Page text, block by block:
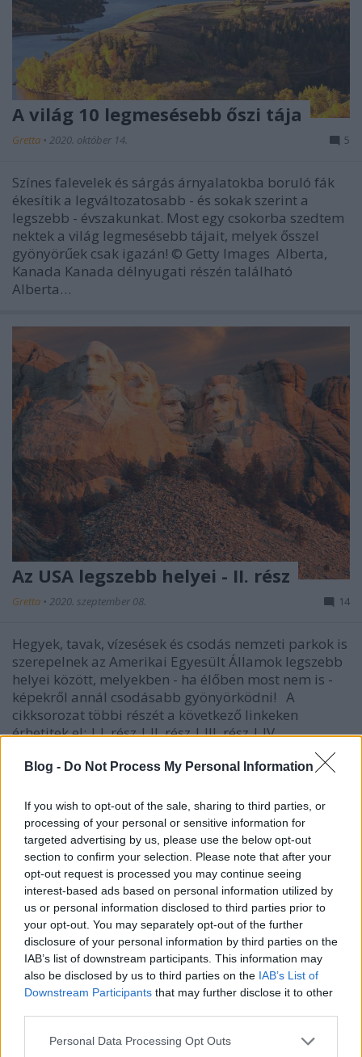
Blog - Do Not Process My Personal Information
If you wish to opt-out of the sale, sharing to third parties, or
processing of your personal or sensitive information for
targeted advertising by us, please use the below opt-out
section to confirm your selection. Please note that after your
opt-out request is processed you may continue seeing
interest-based ads based on personal information utilized by
us or personal information disclosed to third parties prior to
your opt-out. You may separately opt-out of the further
disclosure of your personal information by third parties on the
IAB’s list of downstream participants. This information may
also be disclosed by us to third parties on the IAB’s List of
Downstream Participants that may further disclose it to other
Please note that this website/app uses one or more Google
Personal Data Processing Opt Outs
A világ 10 legmesésebb őszi tája
Gretta • 2020. október 14. 5
Színes falevelek és sárgás árnyalatokba boruló fák
ékesítik a legváltozatosabb - és sokak szerint a
legszebb - évszakunkat. Most egy csokorba szedtem
nektek a világ legmesésebb tájait, melyek ősszel
gyönyörűek csak igazán! © Getty Images Alberta,
Kanada Kanada délnyugati részén található
Alberta…
Az USA legszebb helyei - II. rész
Gretta • 2020. szeptember 08. 14
Hegyek, tavak, vízesések és csodás nemzeti parkok is
szerepelnek az Amerikai Egyesült Államok legszebb
helyei között, melyekben - ha élőben most nem is -
képekről annál csodásabb gyönyörködni! A
cikksorozat többi részét a következő linkeken
érhetitek el: | I. rész | II. rész | III. rész | IV.…
Az USA legszebb helyei - I. rész
2020. május 27.